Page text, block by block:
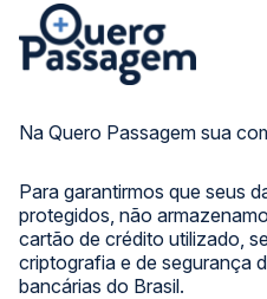
Na Quero Passagem sua
Para garantirmos que seus
protegidos, não
cartão de crédito utilizado,
criptografia e de segurança
bancárias do Brasil.